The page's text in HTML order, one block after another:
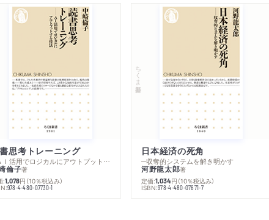
思考トレーニング
─ＡＩ活用でロジカルにアウトプットする技法
倫子著
:1,078円 （10％税込み）
978-4-480-07730-1
ちくま新書
日本経済の死角
─収奪的システムを解き明かす
河野龍太郎著
定価:1,034円 （10％税込み）
ISBN:978-4-480-07671-7